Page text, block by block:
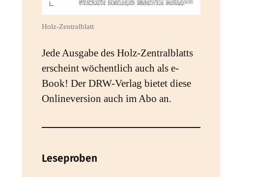
Holz-Zentralblatt
Jede Ausgabe des Holz-Zentralblatts
erscheint wöchentlich auch als e-
Book! Der DRW-Verlag bietet diese
Onlineversion auch im Abo an.
Leseproben